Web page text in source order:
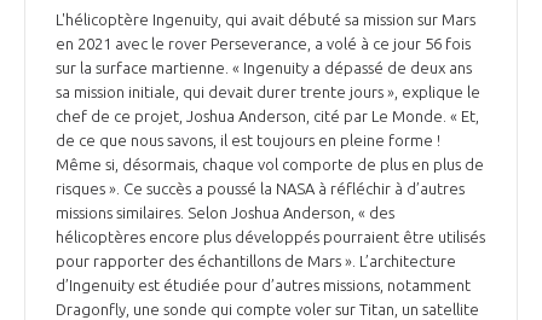
L'hélicoptère Ingenuity, qui avait débuté sa mission sur Mars
en 2021 avec le rover Perseverance, a volé à ce jour 56 fois
sur la surface martienne. « Ingenuity a dépassé de deux ans
sa mission initiale, qui devait durer trente jours », explique le
chef de ce projet, Joshua Anderson, cité par Le Monde. « Et,
de ce que nous savons, il est toujours en pleine forme !
Même si, désormais, chaque vol comporte de plus en plus de
risques ». Ce succès a poussé la NASA à réfléchir à d’autres
missions similaires. Selon Joshua Anderson, « des
hélicoptères encore plus développés pourraient être utilisés
pour rapporter des échantillons de Mars ». L’architecture
d’Ingenuity est étudiée pour d’autres missions, notamment
Dragonfly, une sonde qui compte voler sur Titan, un satellite